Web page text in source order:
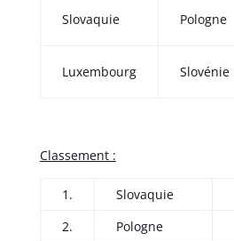
Slovaquie Pologne
Luxembourg Slovénie
Classement :
1. Slovaquie
2.
Pologne